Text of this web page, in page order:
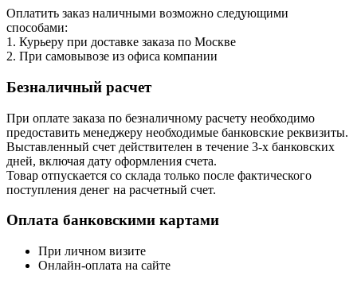
Оплатить заказ наличными возможно следующими
способами:
1. Курьеру при доставке заказа по Москве
2. При самовывозе из офиса компании
Безналичный расчет
При оплате заказа по безналичному расчету необходимо
предоставить менеджеру необходимые банковские реквизиты.
Выставленный счет действителен в течение 3-х банковских
дней, включая дату оформления cчета.
Товар отпускается со склада только после фактического
поступления денег на расчетный счет.
Оплата банковскими картами
При личном визите
Онлайн-оплата на сайте